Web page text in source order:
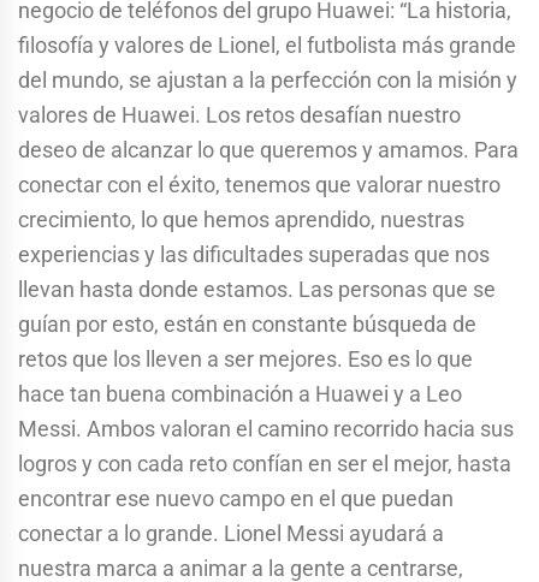
negocio de teléfonos del grupo Huawei: “La historia,
filosofía y valores de Lionel, el futbolista más grande
del mundo, se ajustan a la perfección con la misión y
valores de Huawei. Los retos desafían nuestro
deseo de alcanzar lo que queremos y amamos. Para
conectar con el éxito, tenemos que valorar nuestro
crecimiento, lo que hemos aprendido, nuestras
experiencias y las dificultades superadas que nos
llevan hasta donde estamos. Las personas que se
guían por esto, están en constante búsqueda de
retos que los lleven a ser mejores. Eso es lo que
hace tan buena combinación a Huawei y a Leo
Messi. Ambos valoran el camino recorrido hacia sus
logros y con cada reto confían en ser el mejor, hasta
encontrar ese nuevo campo en el que puedan
conectar a lo grande. Lionel Messi ayudará a
nuestra marca a animar a la gente a centrarse,